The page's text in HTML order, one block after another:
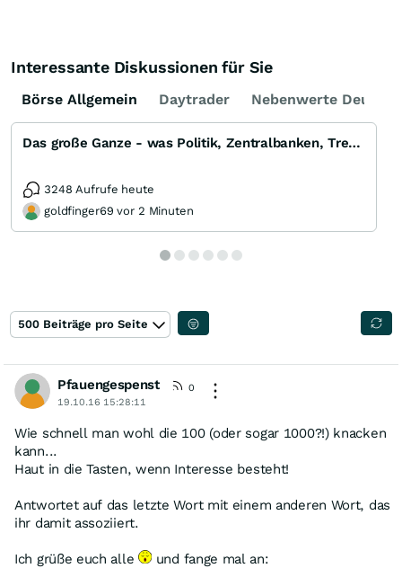
Interessante Diskussionen für Sie
Börse Allgemein Daytrader Nebenwerte
Das große Ganze - was Politik, Zentralbanken, Trends, Medien und Gesellschaft mit Aktien, Rohstoffen
3248 Aufrufe heute
goldfinger69 vor 2 Minuten
500 Beiträge pro Seite
Pfauengespenst
0
19.10.16 15:28:11
Wie schnell man wohl die 100 (oder sogar 1000?!) knacken
kann...
Haut in die Tasten, wenn Interesse besteht!
Antwortet auf das letzte Wort mit einem anderen Wort, das
ihr damit assoziiert.
Ich grüße euch alle und fange mal an: